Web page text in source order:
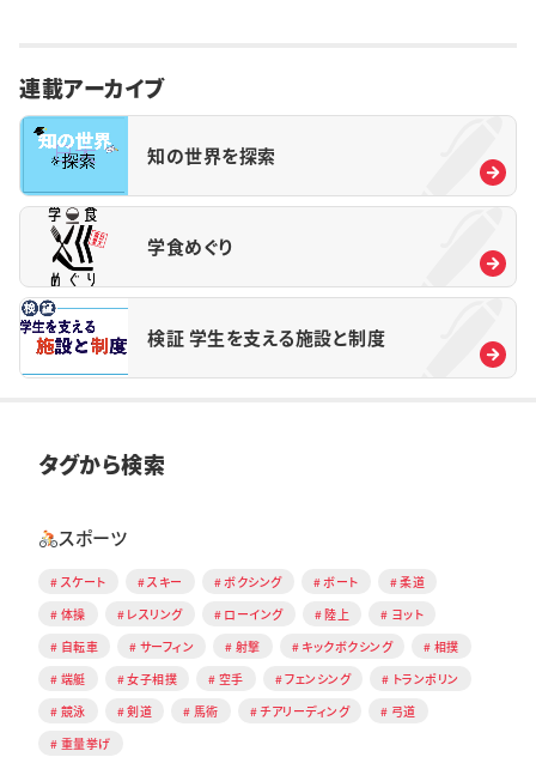
連載アーカイブ
知の世界を探索
学食めぐり
検証 学生を支える施設と制度
タグから検索
スポーツ
スケート スキー ボクシング ボート
柔道
体操
レスリング ローイング 陸上
ヨット
自転車
サーフィン 射撃 キックボクシング
相撲
端艇
女子相撲 空手 フェンシング
トランポリン
競泳
剣道 馬術 チアリーディング
弓道
重量挙げ